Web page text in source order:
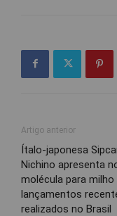
Artigo anterior
Ítalo-japonesa
Nichino apresenta
molécula para milho
lançamentos
realizados no Brasil